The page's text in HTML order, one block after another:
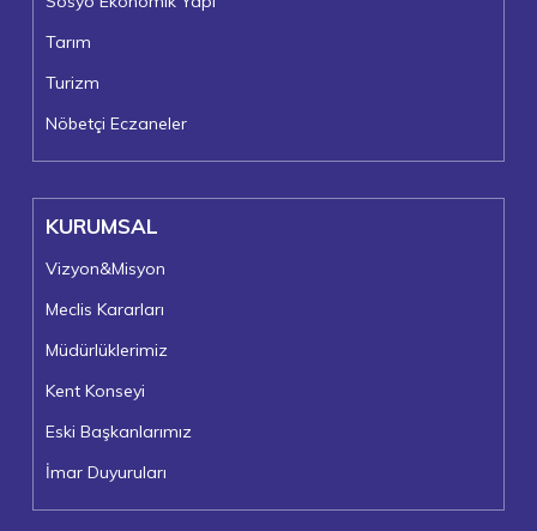
Tarım
Turizm
Nöbetçi Eczaneler
KURUMSAL
Vizyon&Misyon
Meclis Kararları
Müdürlüklerimiz
Kent Konseyi
Eski Başkanlarımız
İmar Duyuruları